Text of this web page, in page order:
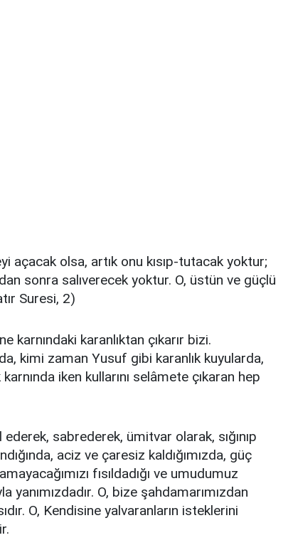
açacak olsa, artık onu kısıp-tutacak yoktur;
sonra salıverecek yoktur. O, üstün ve güçlü
Suresi, 2)
karnındaki karanlıktan çıkarır bizi.
kimi zaman Yusuf gibi karanlık kuyularda,
iken kullarını selâmete çıkaran hep
sabrederek, ümitvar olarak, sığınıp
aciz ve çaresiz kaldığımızda, güç
fısıldadığı ve umudumuz
yanımızdadır. O, bize şahdamarımızdan
O, Kendisine yalvaranların isteklerini